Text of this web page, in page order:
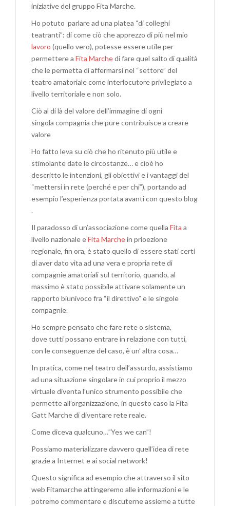
iniziative del gruppo Fita Marche.
Ho potuto parlare ad una platea “di colleghi
teatranti”: di come ciò che apprezzo di più nel mio
lavoro (quello vero), potesse essere utile per
permettere a Fita Marchedi fare quel salto di qualità
che le permetta di affermarsi nel “settore” del
teatro amatoriale come interlocutore privilegiato a
livello territoriale e non solo.
Ciò al di là del valore dell’immagine di ogni
singola compagnia che pure contribuisce a creare
valore
Ho fatto leva su ciò che ho ritenuto più utile e
stimolante date le circostanze… e cioè ho
descritto le intenzioni, gli obiettivi e i vantaggi del
“mettersi in rete (perché e per chi”), portando ad
esempio l’esperienza portata avanti con questo blog
.
Il paradosso di un’associazione come quella Fita a
livello nazionale eFita Marchein prioezione
regionale, fin ora, è stato quello di essere stati certi
di aver dato vita ad una vera e propria rete di
compagnie amatoriali sul territorio, quando, al
massimo è stato possibile attivare solamente un
rapporto biunivoco fra “il direttivo” e le singole
compagnie.
Ho sempre pensato che fare rete o sistema,
dove tutti possano entrare in relazione con tutti,
con le conseguenze del caso, è un’ altra cosa…
In pratica, come nel teatro dell’assurdo, assistiamo
ad una situazione singolare in cui proprio il mezzo
virtuale diventa l’unico strumento possibile che
permette all’organizzazione, in questo caso la Fita
Gatt Marche di diventare rete reale.
Come diceva qualcuno…”Yes we can”!
Possiamo materializzare davvero quell’idea di rete
grazie a Internet e ai social network!
Questo significa ad esempio che attraverso il sito
web Fitamarche attingeremo alle informazioni e le
potremo commentare e discuterne assieme a tutte